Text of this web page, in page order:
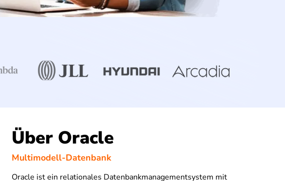
Über Oracle
Multimodell-Datenbank
Oracle ist ein relationales Datenbankmanagementsystem mit